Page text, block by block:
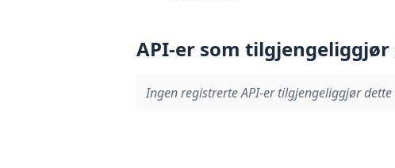
API-er som
Ingen registrerte API-er tilgjengeliggjør